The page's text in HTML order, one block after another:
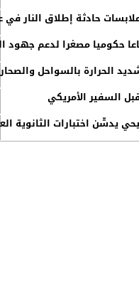
حادثة إطلاق النار في
حكوميا مصغرا لدعم جهود
الحرارة بالسواحل
السفير الأمريكي
يدشّن اختبارات الثانوية